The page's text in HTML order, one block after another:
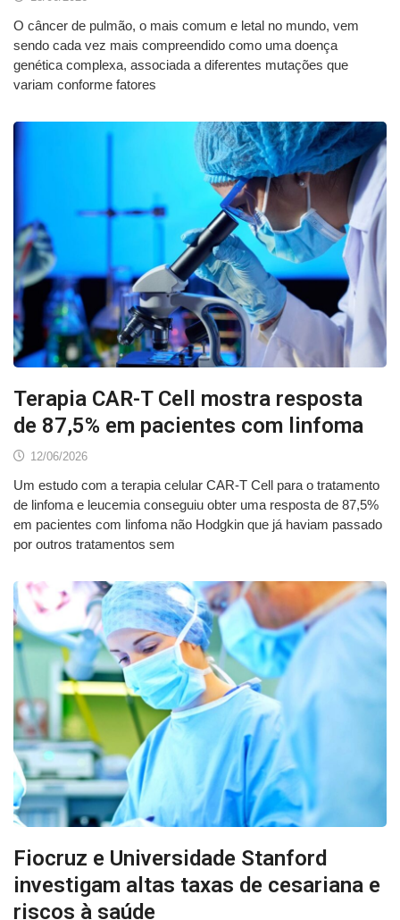
O câncer de pulmão, o mais comum e letal no mundo, vem
sendo cada vez mais compreendido como uma doença
genética complexa, associada a diferentes mutações que
variam conforme fatores
Terapia CAR-T Cell mostra resposta
de 87,5% em pacientes com linfoma
12/06/2026
Um estudo com a terapia celular CAR-T Cell para o tratamento
de linfoma e leucemia conseguiu obter uma resposta de 87,5%
em pacientes com linfoma não Hodgkin que já haviam passado
por outros tratamentos sem
Fiocruz e Universidade Stanford
investigam altas taxas de cesariana e
riscos à saúde